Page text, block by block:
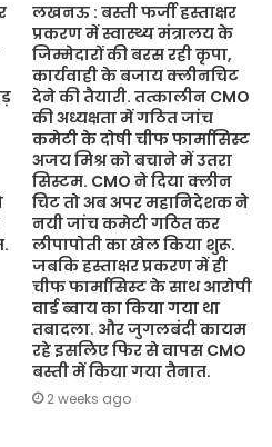
लखनऊ : बस्ती फर्जी हस्ताक्षर
प्रकरण में स्वास्थ्य मंत्रालय के
जिम्मेदारों की बरस रही कृपा,
कार्यवाही के बजाय क्लीनचिट
देने की तैयारी. तत्कालीन CMO
की अध्यक्षता में गठित जांच
कमेटी के दोषी चीफ फार्मासिस्ट
अजय मिश्र को बचाने में उतरा
सिस्टम. CMO ने दिया क्लीन
चिट तो अब अपर महानिदेशक ने
नयी जांच कमेटी गठित कर
लीपापोती का खेल किया शुरू.
जबकि हस्ताक्षर प्रकरण में ही
चीफ फार्मासिस्ट के साथ आरोपी
वार्ड ब्वाय का किया गया था
तबादला. और जुगलबंदी कायम
रहे इसलिए फिर से वापस CMO
बस्ती में किया गया तैनात.
2 weeks ago